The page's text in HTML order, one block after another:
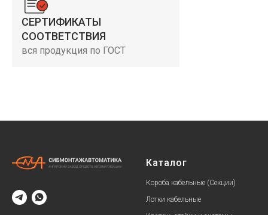
СЕРТИФИКАТЫ
СООТВЕТСТВИЯ
вся продукция по ГОСТ
Каталог
Короба кабельные (Секции)
Лотки кабельные